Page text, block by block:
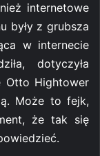
internetowe
były z grubsza
w internecie
dotyczyła
Otto Hightower
Może to fejk,
że tak się